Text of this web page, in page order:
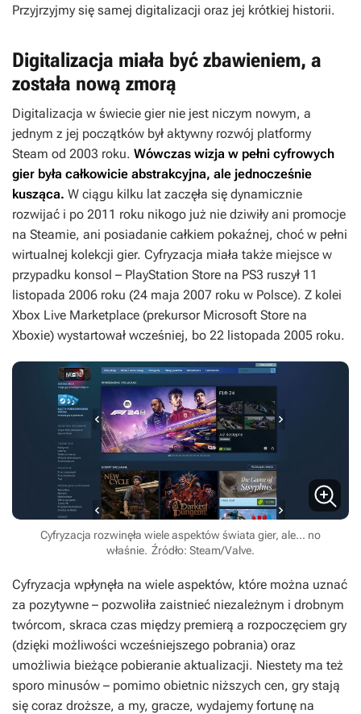
Przyjrzyjmy się samej digitalizacji oraz jej krótkiej historii.
Digitalizacja miała być zbawieniem, a
została nową zmorą
Digitalizacja w świecie gier nie jest niczym nowym, a
jednym z jej początków był aktywny rozwój platformy
Steam od 2003 roku. Wówczas wizja w pełni cyfrowych
gier była całkowicie abstrakcyjna, ale jednocześnie
kusząca. W ciągu kilku lat zaczęła się dynamicznie
rozwijać i po 2011 roku nikogo już nie dziwiły ani promocje
na Steamie, ani posiadanie całkiem pokaźnej, choć w pełni
wirtualnej kolekcji gier. Cyfryzacja miała także miejsce w
przypadku konsol – PlayStation Store na PS3 ruszył 11
listopada 2006 roku (24 maja 2007 roku w Polsce). Z kolei
Xbox Live Marketplace (prekursor Microsoft Store na
Xboxie) wystartował wcześniej, bo 22 listopada 2005 roku.
Cyfryzacja rozwinęła wiele aspektów świata gier, ale... no
właśnie. Źródło: Steam/Valve.
Cyfryzacja wpłynęła na wiele aspektów, które można uznać
za pozytywne – pozwoliła zaistnieć niezależnym i drobnym
twórcom, skraca czas między premierą a rozpoczęciem gry
(dzięki możliwości wcześniejszego pobrania) oraz
umożliwia bieżące pobieranie aktualizacji. Niestety ma też
sporo minusów – pomimo obietnic niższych cen, gry stają
się coraz droższe, a my, gracze, wydajemy fortunę na